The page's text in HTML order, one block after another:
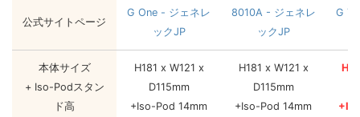
公式サイトページ
G One - ジェネレ
ックJP
8010A - ジェネレ
ックJP
G
本体サイズ
+ Iso-Podスタン
ド高
H181 x W121 x
D115mm
+Iso-Pod 14mm
H181 x W121 x
D115mm
+Iso-Pod 14mm